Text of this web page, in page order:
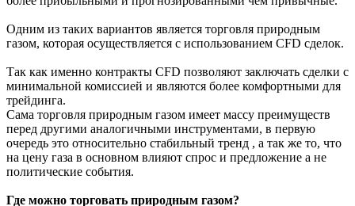
Одним из таких вариантов является торговля природным
газом, которая осуществляется с использованием CFD сделок.
Так как именно контракты CFD позволяют заключать сделки с
минимальной комиссией и являются более комфортными для
трейдинга.
Сама торговля природным газом имеет массу преимуществ
перед другими аналогичными инструментами, в первую
очередь это относительно стабильный тренд , а так же то, что
на цену газа в основном влияют спрос и предложение а не
политические события.
Где можно торговать природным газом?